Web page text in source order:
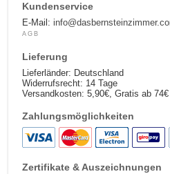
Kundenservice
E-Mail:
AGB
Lieferung
Lieferländer: Deutschland
Widerrufsrecht: 14 Tage
Versandkosten: 5,90€, Gratis ab 74€
Zahlungsmöglichkeiten
Zertifikate & Auszeichnungen